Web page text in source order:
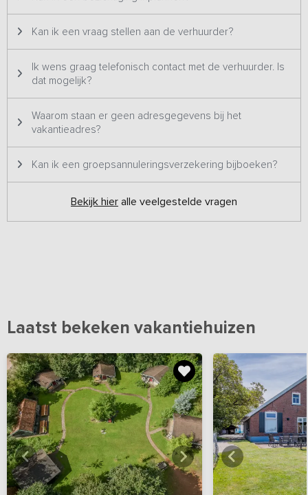
grotere groepen geschikt en staat daarom twee keer op ons
platform. Het betreft hetzelfde vakantieadres met dezelfde foto's
Kan ik een vraag stellen aan de verhuurder?
Ik wens graag telefonisch contact met de verhuurder. Is
dat mogelijk?
Waarom staan er geen adresgegevens bij het
vakantieadres?
Kan ik een groepsannuleringsverzekering bijboeken?
Bekijk hier alle veelgestelde vragen
Laatst bekeken vakantiehuizen
Bekijkhier alle foto's Bekijk